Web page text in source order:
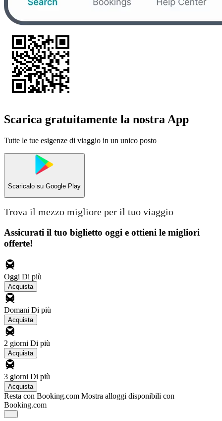
Scarica gratuitamente la nostra App
Tutte le tue esigenze di viaggio in un unico posto
Scaricalo su Google Play
Trova il mezzo migliore per il tuo viaggio
Assicurati il ​​tuo biglietto oggi e ottieni le migliori
offerte!
Oggi Di più
Acquista
Domani Di più
Acquista
2 giorni Di più
Acquista
3 giorni Di più
Acquista
Resta con Booking.com Mostra alloggi disponibili con
Booking.com